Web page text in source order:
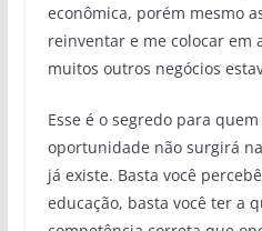
econômica, porém mesmo
reinventar e me colocar em
muitos outros negócios
Esse é o segredo para
oportunidade não surgirá
já existe. Basta você
educação, basta você ter a